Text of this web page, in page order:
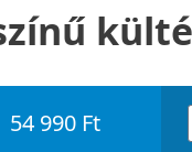
54 990 Ft